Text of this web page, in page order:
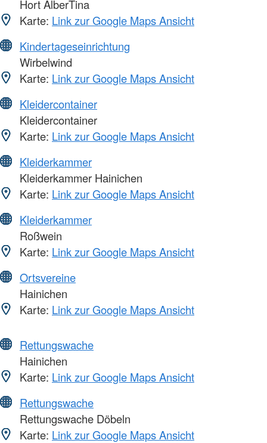
Hort AlberTina
Karte: Link zur Google Maps Ansicht
Kindertageseinrichtung
Wirbelwind
Karte: Link zur Google Maps Ansicht
Kleidercontainer
Kleidercontainer
Karte: Link zur Google Maps Ansicht
Kleiderkammer
Kleiderkammer Hainichen
Karte: Link zur Google Maps Ansicht
Kleiderkammer
Roßwein
Karte: Link zur Google Maps Ansicht
Ortsvereine
Hainichen
Karte: Link zur Google Maps Ansicht
Rettungswache
Hainichen
Karte: Link zur Google Maps Ansicht
Rettungswache
Rettungswache Döbeln
Karte: Link zur Google Maps Ansicht